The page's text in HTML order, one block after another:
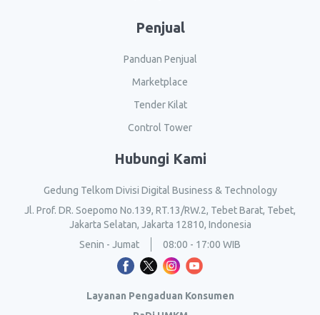
Penjual
Panduan Penjual
Marketplace
Tender Kilat
Control Tower
Hubungi Kami
Gedung Telkom Divisi Digital Business & Technology
Jl. Prof. DR. Soepomo No.139, RT.13/RW.2, Tebet Barat, Tebet,
Jakarta Selatan, Jakarta 12810, Indonesia
Senin - Jumat
08:00 - 17:00 WIB
Layanan Pengaduan Konsumen